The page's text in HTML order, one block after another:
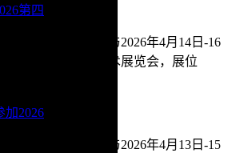
第四
技有限公司将参与2026年4月14日-16
际传感器与应用技术展览会，展位
同仁、合作伙...
加2026
技有限公司将参与2026年4月13日-15